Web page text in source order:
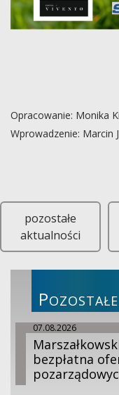
Opracowanie: Monika
Wprowadzenie: Marcin
pozostałe
aktualności
P
07.08.2026
bezpłatna